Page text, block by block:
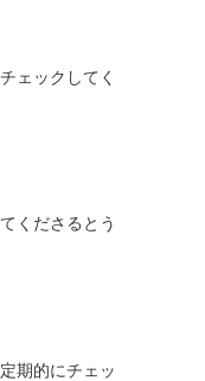
ェックしてく
くださるとう
期的にチェッ